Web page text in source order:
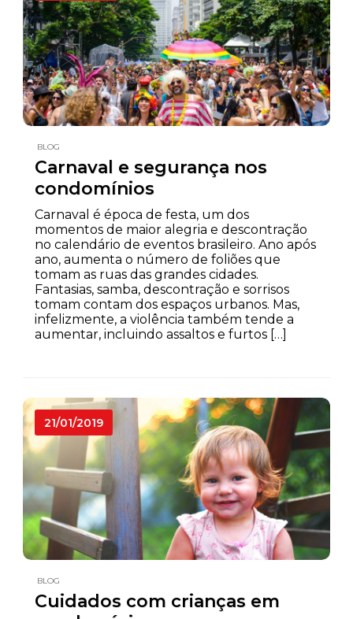
BLOG
Carnaval e segurança nos
condomínios
Carnaval é época de festa, um dos
momentos de maior alegria e descontração
no calendário de eventos brasileiro. Ano após
ano, aumenta o número de foliões que
tomam as ruas das grandes cidades.
Fantasias, samba, descontração e sorrisos
tomam contam dos espaços urbanos. Mas,
infelizmente, a violência também tende a
aumentar, incluindo assaltos e furtos […]
21/01/2019
BLOG
Cuidados com crianças em